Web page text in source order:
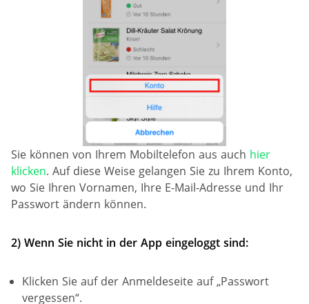
Sie können von Ihrem Mobiltelefon aus auch hier
klicken. Auf diese Weise gelangen Sie zu Ihrem Konto,
wo Sie Ihren Vornamen, Ihre E-Mail-Adresse und Ihr
Passwort ändern können.
2) Wenn Sie nicht in der App eingeloggt sind:
Klicken Sie auf der Anmeldeseite auf „Passwort
vergessen“.